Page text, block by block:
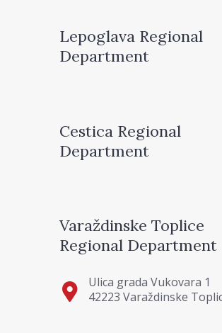
Lepoglava Regional
Department
Cestica Regional
Department
Varaždinske Toplice
Regional Department
Ulica grada Vukovara 1
42223 Varaždinske